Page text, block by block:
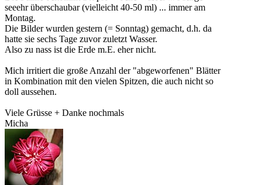
seeehr überschaubar (vielleicht 40-50 ml) ... immer am
Montag.
Die Bilder wurden gestern (= Sonntag) gemacht, d.h. da
hatte sie sechs Tage zuvor zuletzt Wasser.
Also zu nass ist die Erde m.E. eher nicht.
Mich irritiert die große Anzahl der "abgeworfenen" Blätter
in Kombination mit den vielen Spitzen, die auch nicht so
doll aussehen.
Viele Grüsse + Danke nochmals
Micha